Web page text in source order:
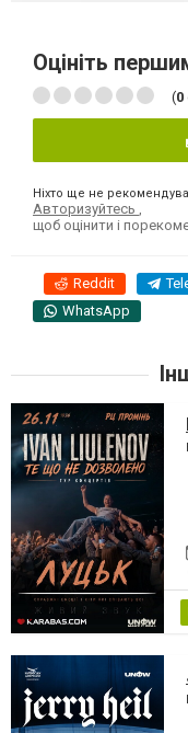
Оцініть
(0
Ніхто ще не
Авторизуйтесь ,
щоб оцінити і
Reddit
WhatsApp